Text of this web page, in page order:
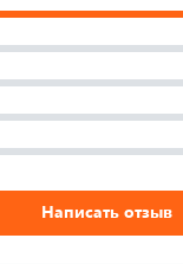
Написать отзыв